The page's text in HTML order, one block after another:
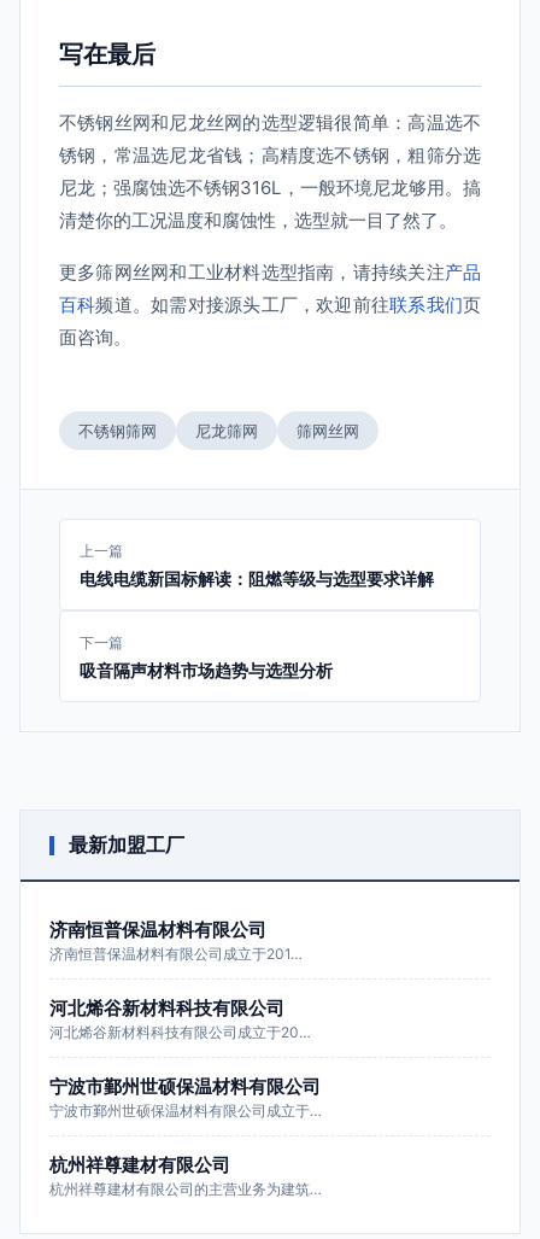
写在最后
不锈钢丝网和尼龙丝网的选型逻辑很简单：高温选不
锈钢，常温选尼龙省钱；高精度选不锈钢，粗筛分选
尼龙；强腐蚀选不锈钢316L，一般环境尼龙够用。搞
清楚你的工况温度和腐蚀性，选型就一目了然了。
更多筛网丝网和工业材料选型指南，请持续关注产品
百科频道。如需对接源头工厂，欢迎前往联系我们页
面咨询。
不锈钢筛网 尼龙筛网 筛网丝网
上一篇
电线电缆新国标解读：阻燃等级与选型要求详解
下一篇
吸音隔声材料市场趋势与选型分析
最新加盟工厂
济南恒普保温材料有限公司
济南恒普保温材料有限公司成立于201…
河北烯谷新材料科技有限公司
河北烯谷新材料科技有限公司成立于20…
宁波市鄞州世硕保温材料有限公司
宁波市鄞州世硕保温材料有限公司成立于…
杭州祥尊建材有限公司
杭州祥尊建材有限公司的主营业务为建筑…